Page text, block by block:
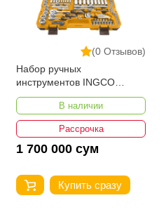
(0 Отзывов)
Набор ручных
инструментов INGCO
HKTHP21561
В наличии
Рассрочка
1 700 000 сум
Купить сразу